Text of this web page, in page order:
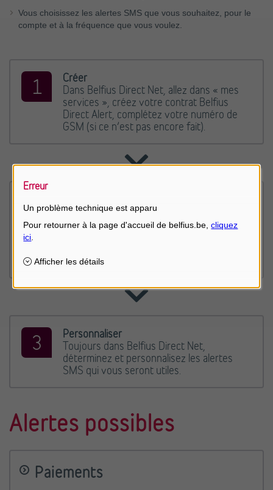
Vous choisissez les alertes SMS que vous souhaitez, pour le
compte et à la fréquence que vous voulez.
Créer
Dans Belfius Direct Net, allez dans « mes
services », créez votre contrat Belfius
Direct Alert, complétez votre numéro de
GSM (si ce n’est pas encore fait).
Une fois votre contrat Belfius Direct Alert
créé, vous recevez un SMS pour activer le
confirmation.
Personnaliser
Toujours dans Belfius Direct Net,
déterminez et personnalisez les alertes
SMS qui vous seront utiles.
Alertes possibles
Paiements
Erreur
Un problème technique est apparu